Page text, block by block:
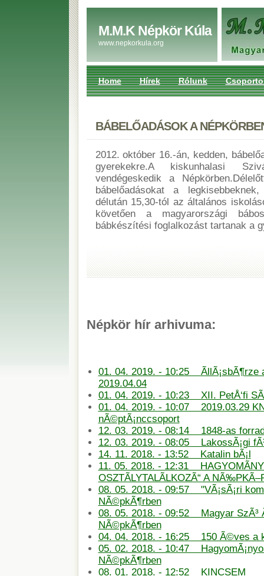
M.M.K Népkör Kúla
www.nepkorkula.org
Home Hírek Rólunk
BÁBELŐADÁSOK A
2012. október 16.-án, kedden,
gyerekekre.A kiskunhalasi
vendégeskedik a
bábelőadásokat a
délután 15,30-tól az általános
követően a magyarországi
bábkészítési foglalkozást tartanak a
Népkör hír arhivuma:
01. 04. 2019. - 10:25 ÃllÃ¡sbÃ¶rze
2019.04.04
01. 04. 2019. - 10:23 XII. PetÅ‘fi
01. 04. 2019. - 10:07 2019.03.29
nÃ©ptÃ¡nccsoport
12. 03. 2019. - 08:14 1848-as
12. 03. 2019. - 08:05 LakossÃ¡gi
14. 11. 2018. - 13:52 Katalin bÃ¡l
11. 05. 2018. - 12:31
OSZTÃLYTALÃLKOZÃ“ A
08. 05. 2018. - 09:57 "VÃ¡sÃ¡ri
NÃ©pkÃ¶rben
08. 05. 2018. - 09:52 Magyar SzÃ³
NÃ©pkÃ¶rben
04. 04. 2018. - 16:25 150 Ã©ves a
05. 02. 2018. - 10:47
NÃ©pkÃ¶rben
08. 01. 2018. - 12:52 KINCSEM